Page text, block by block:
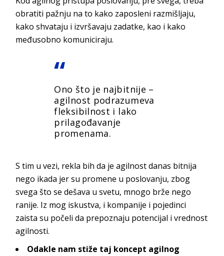
obratiti pažnju na to kako zaposleni razmišljaju,
kako shvataju i izvršavaju zadatke, kao i kako
međusobno komuniciraju.
Ono što je najbitnije –
agilnost podrazumeva
fleksibilnost i lako
prilagođavanje
promenama.
S tim u vezi, rekla bih da je agilnost danas bitnija
nego ikada jer su promene u poslovanju, zbog
svega što se dešava u svetu, mnogo brže nego
ranije. Iz mog iskustva, i kompanije i pojedinci
zaista su počeli da prepoznaju potencijal i vrednost
agilnosti.
Odakle nam stiže taj koncept agilnog